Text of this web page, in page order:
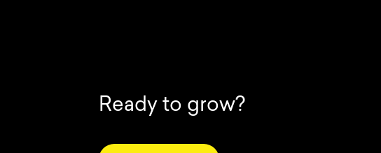
Ready to grow?